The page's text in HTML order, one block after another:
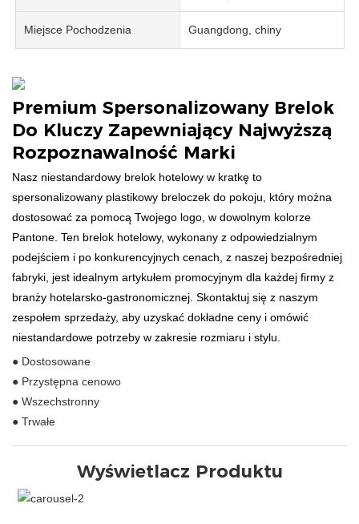
Miejsce Pochodzenia Guangdong, chiny
Premium Spersonalizowany Brelok
Do Kluczy Zapewniający Najwyższą
Rozpoznawalność Marki
Nasz niestandardowy brelok hotelowy w kratkę to
spersonalizowany plastikowy breloczek do pokoju, który można
dostosować za pomocą Twojego logo, w dowolnym kolorze
Pantone. Ten brelok hotelowy, wykonany z odpowiedzialnym
podejściem i po konkurencyjnych cenach, z naszej bezpośredniej
fabryki, jest idealnym artykułem promocyjnym dla każdej firmy z
branży hotelarsko-gastronomicznej. Skontaktuj się z naszym
zespołem sprzedaży, aby uzyskać dokładne ceny i omówić
niestandardowe potrzeby w zakresie rozmiaru i stylu.
● Dostosowane
● Przystępna cenowo
● Wszechstronny
● Trwałe
Wyświetlacz Produktu